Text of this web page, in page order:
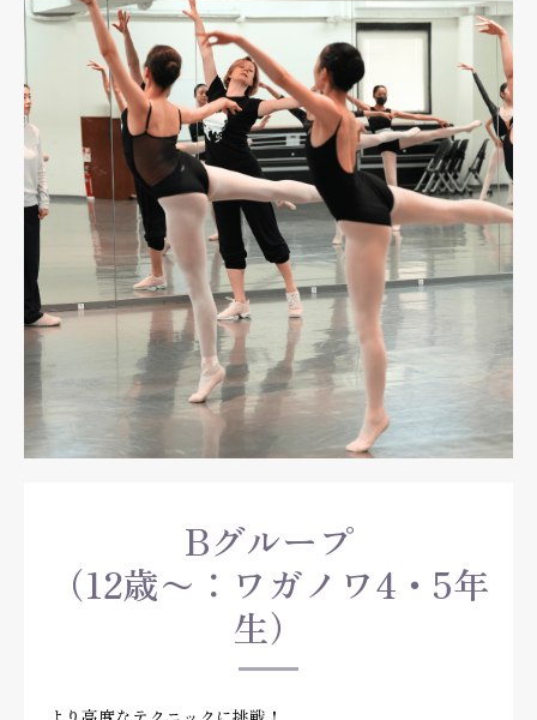
Bグループ
（12歳〜：ワガノワ4・5年
生）